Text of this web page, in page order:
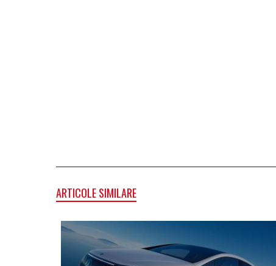
ARTICOLE SIMILARE